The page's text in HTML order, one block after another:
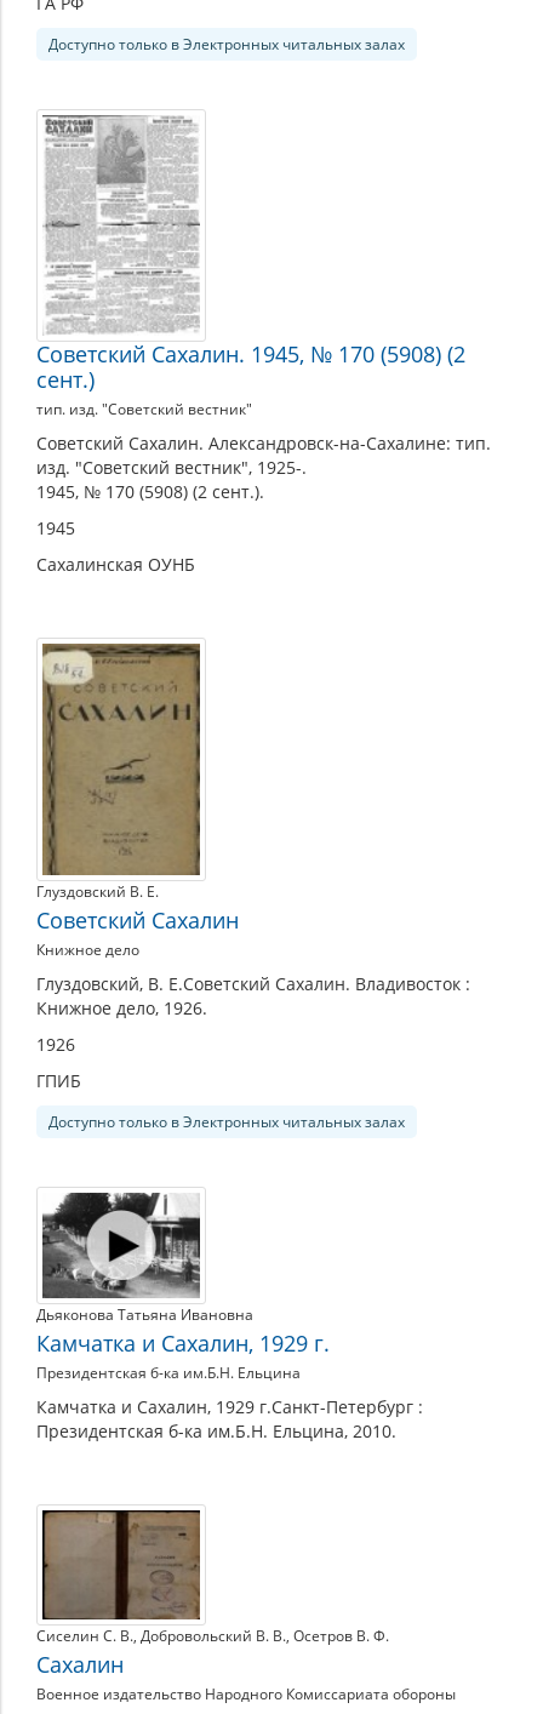
Доступно только в Электронных читальных залах
Советский Сахалин. 1945, № 170 (5908) (2
сент.)
тип. изд. "Советский вестник"
Советский Сахалин. Александровск-на-Сахалине: тип.
изд. "Советский вестник", 1925-.
1945, № 170 (5908) (2 сент.).
1945
Сахалинская ОУНБ
Глуздовский В. Е.
Советский Сахалин
Книжное дело
Глуздовский, В. Е.Советский Сахалин. Владивосток :
Книжное дело, 1926.
1926
ГПИБ
Доступно только в Электронных читальных залах
Дьяконова Татьяна Ивановна
Камчатка и Сахалин, 1929 г.
Президентская б-ка им.Б.Н. Ельцина
Камчатка и Сахалин, 1929 г.Санкт-Петербург :
Президентская б-ка им.Б.Н. Ельцина, 2010.
Сиселин С. В., Добровольский В. В., Осетров В. Ф.
Сахалин
Военное издательство Народного Комиссариата обороны